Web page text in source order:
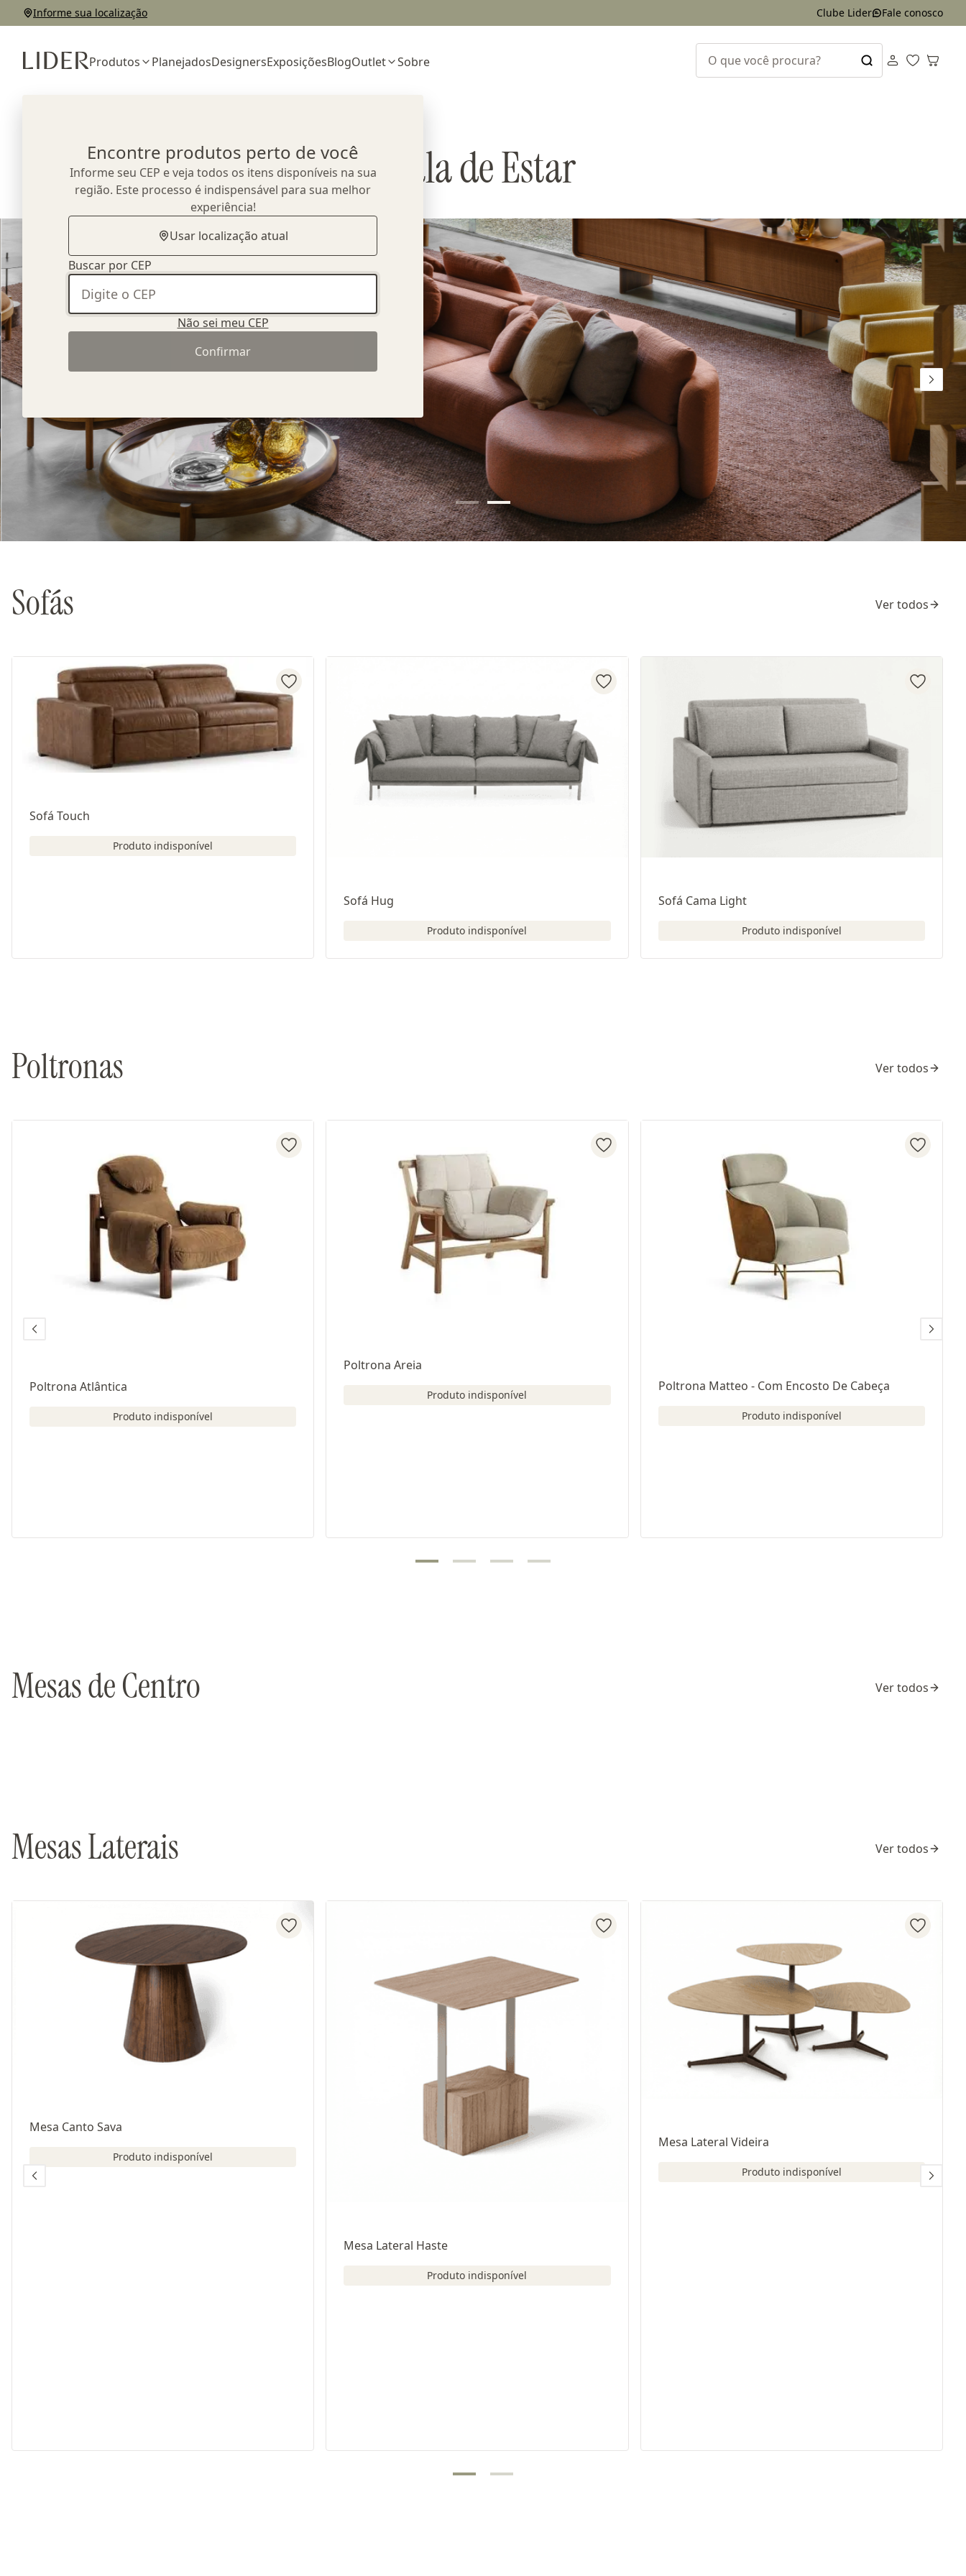
Informe sua localização Clube Lider Fale conosco
Produtos PlanejadosDesignersExposiçõesBlogOutlet Sobre
Encontre produtos perto de você
Informe seu CEP e veja todos os itens disponíveis na sua
região. Este processo é indispensável para sua melhor
experiência!
Usar localização atual
Buscar por CEP
Não sei meu CEP
Confirmar
Sala de Estar
Sofás Ver todos
Sofá Touch
Produto indisponível
Sofá Hug
Produto indisponível
Sofá Cama Light
Produto indisponível
Poltronas Ver todos
Poltrona Atlântica
Produto indisponível
Poltrona Areia
Produto indisponível
Poltrona Matteo - Com Encosto De Cabeça
Produto indisponível
Mesas de Centro Ver todos
Mesas Laterais Ver todos
Mesa Canto Sava
Produto indisponível
Mesa Lateral Haste
Produto indisponível
Mesa Lateral Videira
Produto indisponível